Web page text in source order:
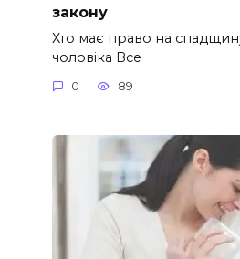
закону
Хто має право на
чоловіка Все
0 89